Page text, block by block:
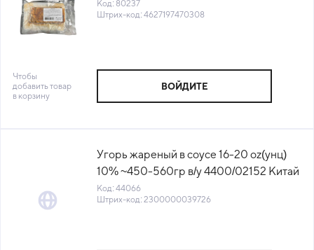
Россия (КОД 80237) (-18°С)
Код: 80237
Штрих-код: 4627197470308
Чтобы
добавить товар
в корзину
ВОЙДИТЕ
Угорь жареный в соусе 16-20 oz(унц)
10% ~450-560гр в/у 4400/02152 Китай
(КОД 44066) (-18°С)
Код: 44066
Штрих-код: 2300000039726